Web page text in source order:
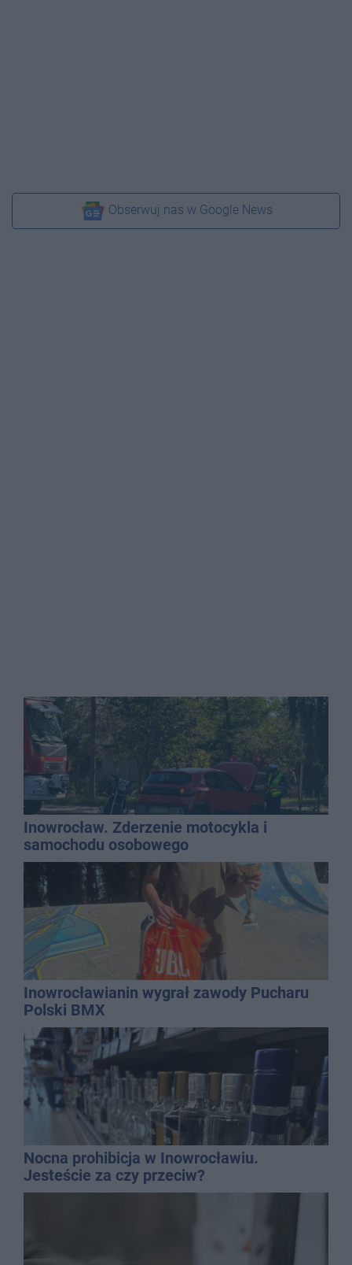
Obserwuj nas w Google News
Inowrocław. Zderzenie motocykla i
samochodu osobowego
Inowrocławianin wygrał zawody Pucharu
Polski BMX
Nocna prohibicja w Inowrocławiu.
Jesteście za czy przeciw?